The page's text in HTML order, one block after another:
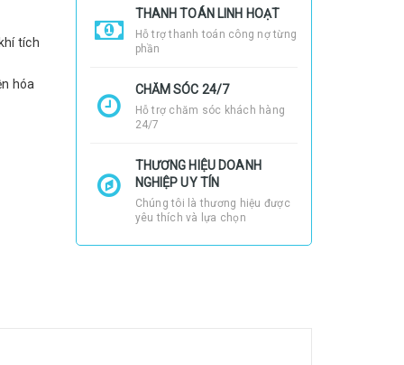
tích
hóa
THANH TOÁN LINH HOẠT
Hỗ trợ thanh toán công nợ từng
phần
CHĂM SÓC 24/7
Hỗ trợ chăm sóc khách hàng
24/7
THƯƠNG HIỆU DOANH
NGHIỆP UY TÍN
Chúng tôi là thương hiệu được
yêu thích và lựa chọn